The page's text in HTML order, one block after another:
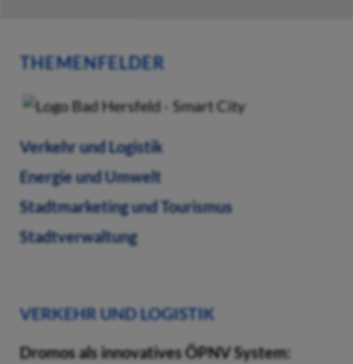
THEMENFELDER
Verkehr und Logistik
Energie und Umwelt
Stadtmarketing und Tourismus
Stadtverwaltung
VERKEHR UND LOGISTIK
Dromos als innovatives ÖPNV System: